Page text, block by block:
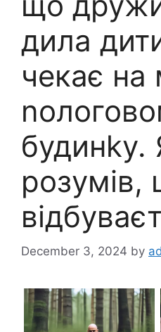
дила
чекає на
будинkу.
розумів,
December 3, 2024 by